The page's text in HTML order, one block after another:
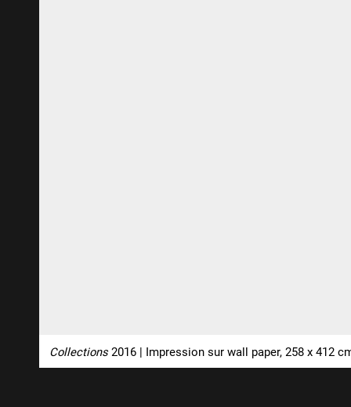
Collections 2016 | Impression sur wall paper, 258 x 412